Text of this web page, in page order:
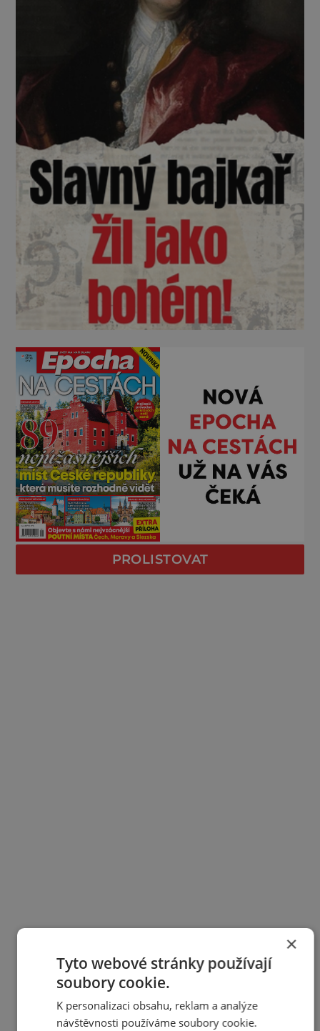
PROLISTOVAT
×
Tyto webové stránky používají
soubory cookie.
K personalizaci obsahu, reklam a analýze
návštěvnosti používáme soubory cookie.